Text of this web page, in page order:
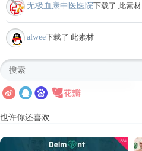
无极血康中医医院下载了 此素材
alwee下载了 此素材
也许你还喜欢